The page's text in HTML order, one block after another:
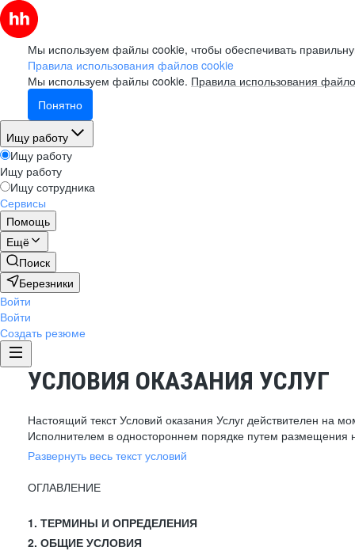
Мы используем файлы cookie, чтобы обеспечивать
Правила использования файлов cookie
Мы используем файлы cookie. Правила использования
Понятно
Ищу работу
Ищу работу
Ищу работу
Ищу сотрудника
Сервисы
Помощь
Ещё
Поиск
Березники
Войти
Войти
Создать резюме
УСЛОВИЯ ОКАЗАНИЯ УСЛУГ
Настоящий текст Условий оказания Услуг действителен на
Исполнителем в одностороннем порядке путем размещения
Развернуть весь текст условий
ОГЛАВЛЕНИЕ
1. ТЕРМИНЫ И ОПРЕДЕЛЕНИЯ
2. ОБЩИЕ УСЛОВИЯ